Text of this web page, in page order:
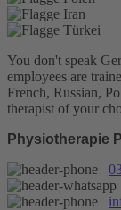
You don't speak
employees are
French, Russian,
therapist of your
Physiotherapie